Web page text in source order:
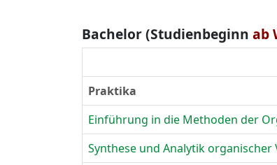
Bachelor (Studienbeginn ab
Praktika
Einführung in die Methoden der
Synthese und Analytik organischer